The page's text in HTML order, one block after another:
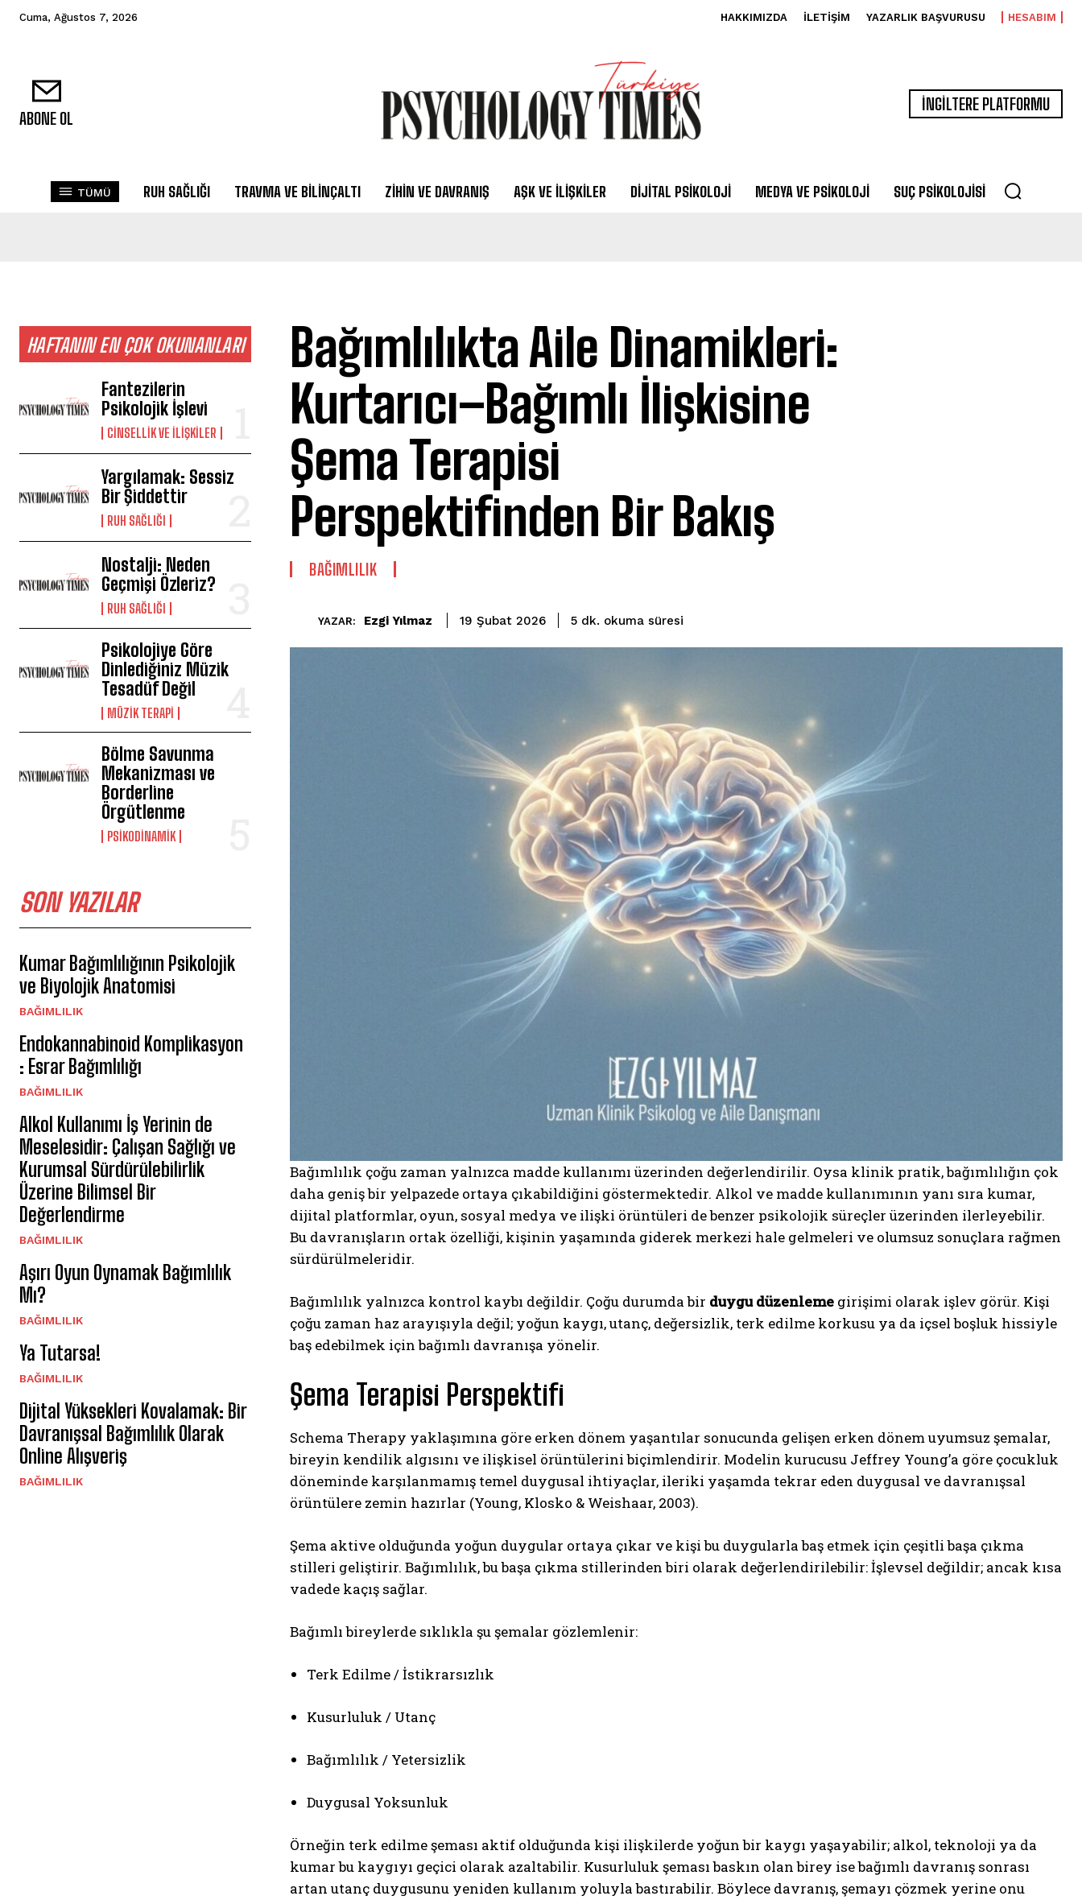
Cuma, Ağustos 7, 2026 HAKKIMIZDA İLETIŞIM YAZARLIK BAŞVURUSU HESABIM
ABONE OL
İNGİLTERE PLATFORMU
TÜMÜ RUH SAĞLIĞI TRAVMA VE BILINÇALTI ZIHIN VE DAVRANIŞ AŞK VE İLIŞKILER DIJITAL PSIKOLOJI MEDYA VE PSIKOLOJI SUÇ PSIKOLOJISI
HAFTANIN EN ÇOK OKUNANLARI
Fantezilerin
Psikolojik İşlevi
CINSELLIK VE İLIŞKILER
Yargılamak: Sessiz
Bir Şiddettir
⁠RUH SAĞLIĞI
Nostalji: Neden
Geçmişi Özleriz?
⁠RUH SAĞLIĞI
Psikolojiye Göre
Dinlediğiniz Müzik
Tesadüf Değil
MÜZIK TERAPI
Bölme Savunma
Mekanizması ve
Borderline
Örgütlenme
PSIKODINAMIK
SON YAZILAR
Kumar Bağımlılığının Psikolojik
ve Biyolojik Anatomisi
BAĞIMLILIK
Endokannabinoid Komplikasyon
: Esrar Bağımlılığı
BAĞIMLILIK
Alkol Kullanımı İş Yerinin de
Meselesidir: Çalışan Sağlığı ve
Kurumsal Sürdürülebilirlik
Üzerine Bilimsel Bir
Değerlendirme
BAĞIMLILIK
Aşırı Oyun Oynamak Bağımlılık
Mı?
BAĞIMLILIK
Ya Tutarsa!
BAĞIMLILIK
Dijital Yüksekleri Kovalamak: Bir
Davranışsal Bağımlılık Olarak
Online Alışveriş
BAĞIMLILIK
Bağımlılıkta Aile Dinamikleri:
Kurtarıcı–Bağımlı İlişkisine
Şema Terapisi
Perspektifinden Bir Bakış
BAĞIMLILIK
YAZAR: Ezgi Yılmaz 19 Şubat 2026 5 dk. okuma süresi
Bağımlılık çoğu zaman yalnızca madde kullanımı üzerinden değerlendirilir. Oysa klinik pratik, bağımlılığın çok
daha geniş bir yelpazede ortaya çıkabildiğini göstermektedir. Alkol ve madde kullanımının yanı sıra kumar,
dijital platformlar, oyun, sosyal medya ve ilişki örüntüleri de benzer psikolojik süreçler üzerinden ilerleyebilir.
Bu davranışların ortak özelliği, kişinin yaşamında giderek merkezi hale gelmeleri ve olumsuz sonuçlara rağmen
sürdürülmeleridir.
Bağımlılık yalnızca kontrol kaybı değildir. Çoğu durumda bir duygu düzenleme girişimi olarak işlev görür. Kişi
çoğu zaman haz arayışıyla değil; yoğun kaygı, utanç, değersizlik, terk edilme korkusu ya da içsel boşluk hissiyle
baş edebilmek için bağımlı davranışa yönelir.
Şema Terapisi Perspektifi
Schema Therapy yaklaşımına göre erken dönem yaşantılar sonucunda gelişen erken dönem uyumsuz şemalar,
bireyin kendilik algısını ve ilişkisel örüntülerini biçimlendirir. Modelin kurucusu Jeffrey Young’a göre çocukluk
döneminde karşılanmamış temel duygusal ihtiyaçlar, ileriki yaşamda tekrar eden duygusal ve davranışsal
örüntülere zemin hazırlar (Young, Klosko & Weishaar, 2003).
Şema aktive olduğunda yoğun duygular ortaya çıkar ve kişi bu duygularla baş etmek için çeşitli başa çıkma
stilleri geliştirir. Bağımlılık, bu başa çıkma stillerinden biri olarak değerlendirilebilir: İşlevsel değildir; ancak kısa
vadede kaçış sağlar.
Bağımlı bireylerde sıklıkla şu şemalar gözlemlenir:
Terk Edilme / İstikrarsızlık
Kusurluluk / Utanç
Bağımlılık / Yetersizlik
Duygusal Yoksunluk
Örneğin terk edilme şeması aktif olduğunda kişi ilişkilerde yoğun bir kaygı yaşayabilir; alkol, teknoloji ya da
kumar bu kaygıyı geçici olarak azaltabilir. Kusurluluk şeması baskın olan birey ise bağımlı davranış sonrası
artan utanç duygusunu yeniden kullanım yoluyla bastırabilir. Böylece davranış, şemayı çözmek yerine onu